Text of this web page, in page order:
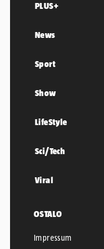
PLUS+
News
Sport
Show
LifeStyle
Sci/Tech
Viral
OSTALO
Impressum